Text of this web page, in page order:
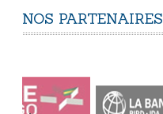
NOS PARTENAIRES